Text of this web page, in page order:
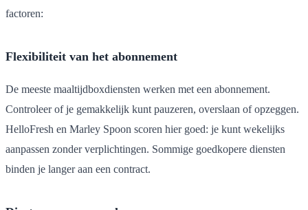
factoren:
Flexibiliteit van het abonnement
De meeste maaltijdboxdiensten werken met een abonnement.
Controleer of je gemakkelijk kunt pauzeren, overslaan of opzeggen.
HelloFresh en Marley Spoon scoren hier goed: je kunt wekelijks
aanpassen zonder verplichtingen. Sommige goedkopere diensten
binden je langer aan een contract.